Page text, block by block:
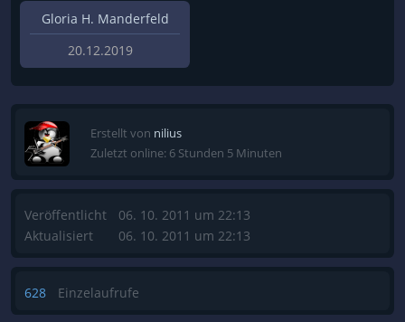
Gloria H. Manderfeld
20.12.2019
Erstellt von nilius
Zuletzt online: 6 Stunden 5 Minuten
Veröffentlicht
Aktualisiert
06. 10. 2011 um 22:13
06. 10. 2011 um 22:13
628 Einzelaufrufe